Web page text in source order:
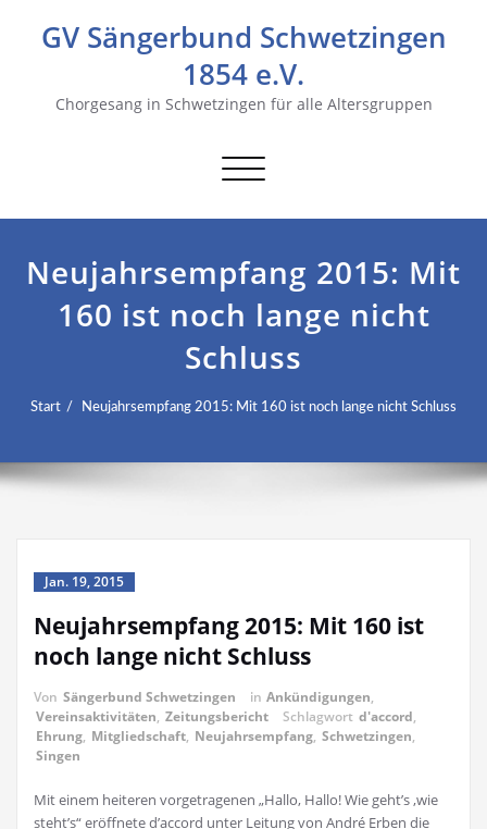
GV Sängerbund Schwetzingen
1854 e.V.
Chorgesang in Schwetzingen für alle Altersgruppen
Navigation
Neujahrsempfang 2015: Mit
160 ist noch lange nicht
Schluss
Start Neujahrsempfang 2015: Mit 160 ist noch lange nicht Schluss
Jan. 19, 2015
Neujahrsempfang 2015: Mit 160 ist
noch lange nicht Schluss
Von Sängerbund Schwetzingen in Ankündigungen,
Vereinsaktivitäten, Zeitungsbericht Schlagwort d'accord,
Ehrung, Mitgliedschaft, Neujahrsempfang, Schwetzingen,
Singen
Mit einem heiteren vorgetragenen „Hallo, Hallo! Wie geht’s ,wie
steht’s“ eröffnete d’accord unter Leitung von André Erben die